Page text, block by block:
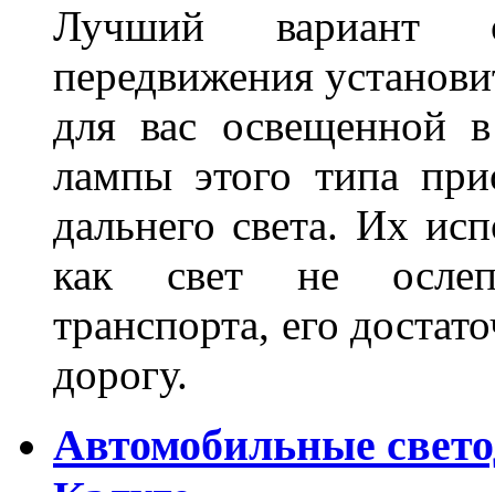
Лучший вариант
передвижения
для вас освещенной
лампы этого типа
дальнего света. Их
как свет не
транспорта, его
дорогу.
Автомобильные